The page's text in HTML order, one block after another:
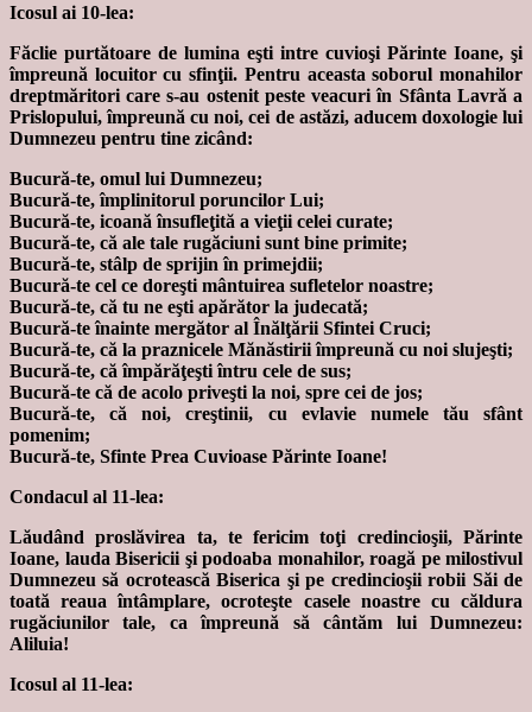
Icosul ai 10-lea:
Făclie purtătoare de lumina eşti intre cuvioşi Părinte Ioane, şi
împreună locuitor cu sfinţii. Pentru aceasta soborul monahilor
dreptmăritori care s-au ostenit peste veacuri în Sfânta Lavră a
Prislopului, împreună cu noi, cei de astăzi, aducem doxologie lui
Dumnezeu pentru tine zicând:
Bucură-te, omul lui Dumnezeu;
Bucură-te, împlinitorul poruncilor Lui;
Bucură-te, icoană însufleţită a vieţii celei curate;
Bucură-te, că ale tale rugăciuni sunt bine primite;
Bucură-te, stâlp de sprijin în primejdii;
Bucură-te cel ce doreşti mântuirea sufletelor noastre;
Bucură-te, că tu ne eşti apărător la judecată;
Bucură-te înainte mergător al Înălţării Sfintei Cruci;
Bucură-te, că la praznicele Mănăstirii împreună cu noi slujeşti;
Bucură-te, că împărăţeşti întru cele de sus;
Bucură-te că de acolo priveşti la noi, spre cei de jos;
Bucură-te, că noi, creştinii, cu evlavie numele tău sfânt
pomenim;
Bucură-te, Sfinte Prea Cuvioase Părinte Ioane!
Condacul al 11-lea:
Lăudând proslăvirea ta, te fericim toţi credincioşii, Părinte
Ioane, lauda Bisericii şi podoaba monahilor, roagă pe milostivul
Dumnezeu să ocrotească Biserica şi pe credincioşii robii Săi de
toată reaua întâmplare, ocroteşte casele noastre cu căldura
rugăciunilor tale, ca împreună să cântăm lui Dumnezeu:
Aliluia!
Icosul al 11-lea: